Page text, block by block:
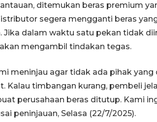
ditemukan beras premium
segera mengganti beras
Jika dalam waktu satu pekan tidak
mengambil tindakan tegas.
meninjau agar tidak ada pihak
Kalau timbangan kurang, pembeli
perusahaan beras ditutup. Kami
peninjauan, Selasa (22/7/2025).